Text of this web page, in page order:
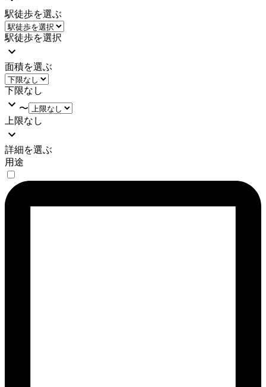
駅徒歩を選ぶ
駅徒歩を選択
面積を選ぶ
下限なし
〜
上限なし
詳細を選ぶ
用途